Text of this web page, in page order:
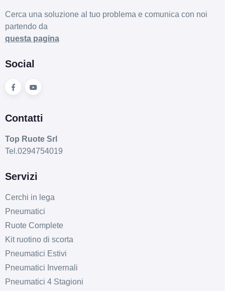
C
Cerca una soluzione al tuo problema e comunica con noi
partendo da
questa pagina
Social
Contatti
Top Ruote Srl
Tel.0294754019
Servizi
Cerchi in lega
Pneumatici
Ruote Complete
Kit ruotino di scorta
Pneumatici Estivi
Pneumatici Invernali
Pneumatici 4 Stagioni